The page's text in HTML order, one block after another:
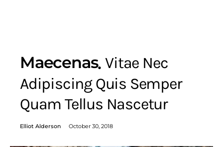
Maecenas Vitae Nec
Adipiscing Quis Semper
Quam Tellus Nascetur
Elliot Alderson October 30, 2018